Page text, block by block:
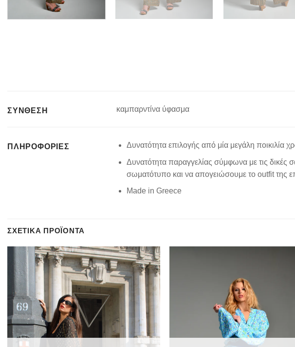
ΣΥΝΘΕΣΗ καμπαρντίνα ύφασμα
ΠΛΗΡΟΦΟΡΊΕΣ Δυνατότητα επιλογής από μία μεγάλη ποικιλία
Δυνατότητα παραγγελίας σύμφωνα με τις δικές
σωματότυπο και να απογειώσουμε το outfit της
Made in Greece
ΣΧΕΤΙΚΆ ΠΡΟΪΌΝΤΑ
Add to